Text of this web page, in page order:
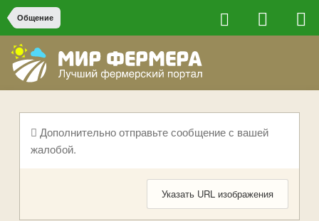
Общение
Дополнительно отправьте сообщение с вашей
жалобой.
Указать URL изображения